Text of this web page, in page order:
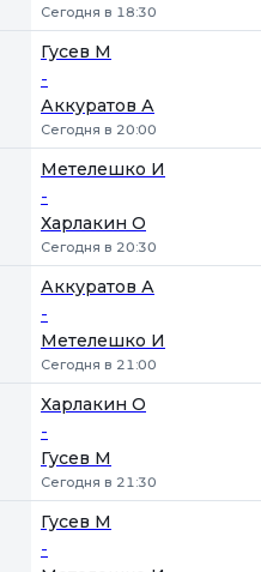
Сегодня в 18:30
Гусев М
-
Аккуратов А
Сегодня в 20:00
Метелешко И
-
Харлакин О
Сегодня в 20:30
Аккуратов А
-
Метелешко И
Сегодня в 21:00
Харлакин О
-
Гусев М
Сегодня в 21:30
Гусев М
-